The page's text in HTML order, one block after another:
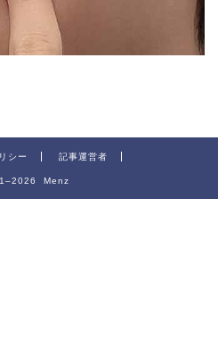
シー 記事運営者
Menz